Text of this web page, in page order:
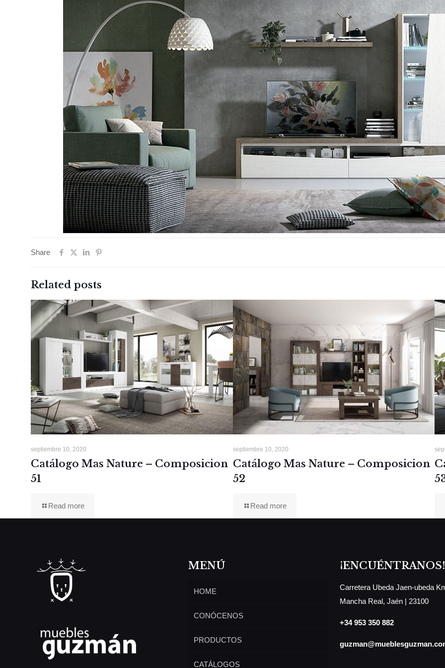
Share
Related posts
septiembre 10, 2020
Catálogo Mas Nature – Composicion
51
Read more
septiembre 10, 2020
Catálogo Mas Nature – Composicion
52
Read more
MENÚ
HOME
CONÓCENOS
PRODUCTOS
CATÁLOGOS
¡ENCUÉNTRANOS!
Carretera Ubeda Jaen-ubeda
Mancha Real, Jaén | 23100
+34 953 350 882